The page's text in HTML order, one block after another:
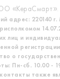
«КераСмарт».
адрес: 220140
лиц и
о
Пн-сб. 10.00 -
также